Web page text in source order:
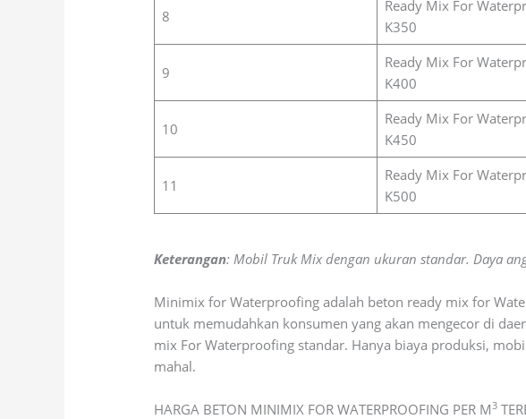
8
Ready Mix For
K350
9
Ready Mix For
K400
10
Ready Mix For
K450
11
Ready Mix For
K500
Keterangan: Mobil Truk Mix dengan ukuran standar. Daya
Minimix for Waterproofing adalah beton ready mix for
untuk memudahkan konsumen yang akan mengecor di
mix For Waterproofing standar. Hanya biaya produksi,
mahal.
HARGA BETON MINIMIX FOR WATERPROOFING PER M3